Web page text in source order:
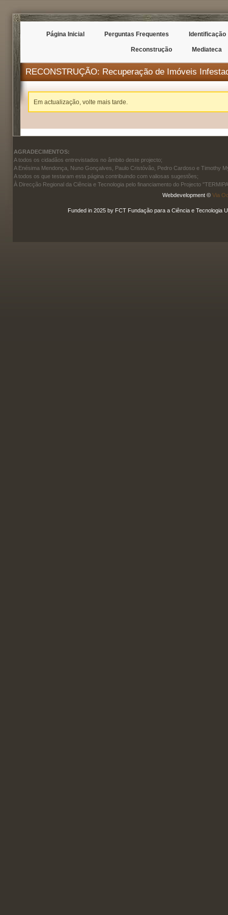
Página Inicial Perguntas Frequentes Identificação
Reconstrução Mediateca
RECONSTRUÇÃO: Recuperação de Imóveis
Em actualização, volte mais tarde.
AGRADECIMENTOS:
A todos os cidadãos entrevistados no âmbito deste projecto;
A Enésima Mendonça, Nuno Gonçalves, Paulo Cristóvão, Pedro Cardoso e Timothy
A todos os que testaram esta página contribuindo com valiosas sugestões;
À Direcção Regional da Ciência e Tecnologia pelo financiamento do Projecto
Webdevelopment © Via
Funded in 2025 by FCT Fundação para a Ciência e Tecnologia